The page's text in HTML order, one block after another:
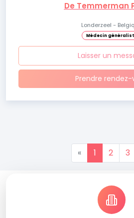
De Temmerman
Londerzeel -
Médecin
Laisser un
Prendre rendez-
« 1 2 3